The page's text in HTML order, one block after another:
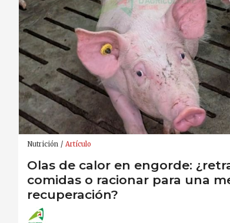
Nutrición Artículo
Olas de calor en engorde:
comidas o racionar para una
recuperación?